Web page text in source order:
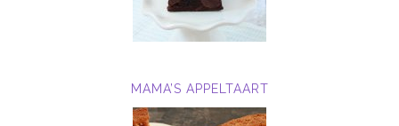
MAMA’S APPELTAART